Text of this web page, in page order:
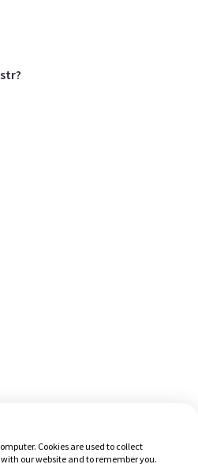
Cookies are used to collect
our website and to remember you.